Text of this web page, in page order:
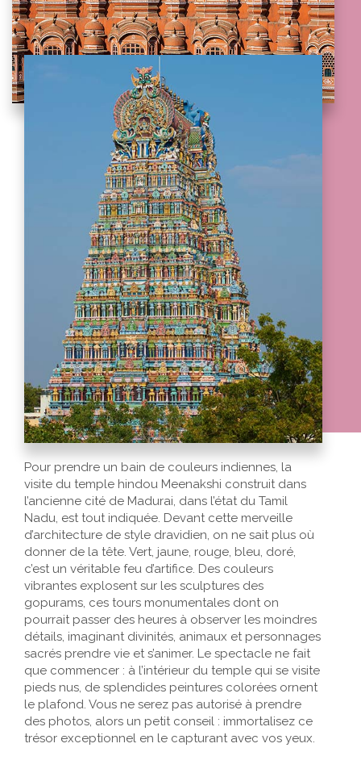
Pour prendre un bain de couleurs indiennes, la
visite du temple hindou Meenakshi construit dans
l’ancienne cité de Madurai, dans l’état du Tamil
Nadu, est tout indiquée. Devant cette merveille
d’architecture de style dravidien, on ne sait plus où
donner de la tête. Vert, jaune, rouge, bleu, doré,
c’est un véritable feu d’artifice. Des couleurs
vibrantes explosent sur les sculptures des
gopurams, ces tours monumentales dont on
pourrait passer des heures à observer les moindres
détails, imaginant divinités, animaux et personnages
sacrés prendre vie et s’animer. Le spectacle ne fait
que commencer : à l’intérieur du temple qui se visite
pieds nus, de splendides peintures colorées ornent
le plafond. Vous ne serez pas autorisé à prendre
des photos, alors un petit conseil : immortalisez ce
trésor exceptionnel en le capturant avec vos yeux.